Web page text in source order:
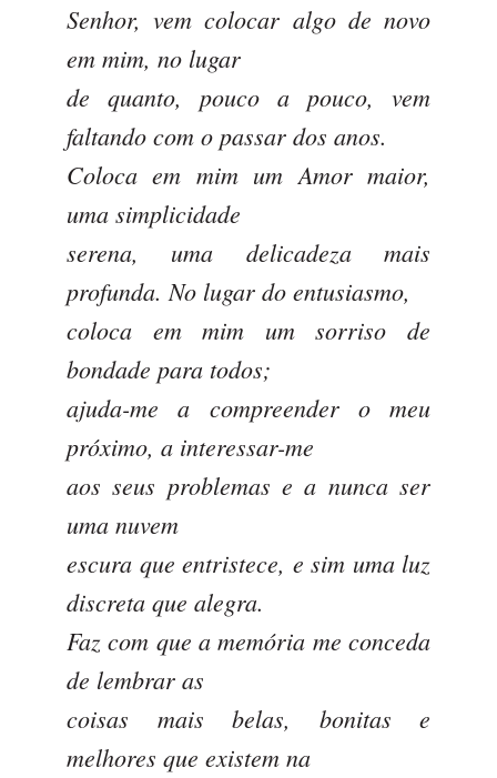
Senhor, vem colocar algo de novo
em mim, no lugar
de quanto, pouco a pouco, vem
faltando com o passar dos anos.
Coloca em mim um Amor maior,
uma simplicidade
serena, uma delicadeza mais
profunda. No lugar do entusiasmo,
coloca em mim um sorriso de
bondade para todos;
ajuda-me a compreender o meu
próximo, a interessar-me
aos seus problemas e a nunca ser
uma nuvem
escura que entristece, e sim uma luz
discreta que alegra.
Faz com que a memória me conceda
de lembrar as
coisas mais belas, bonitas e
melhores que existem na